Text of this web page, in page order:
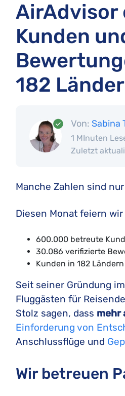
Kunden
182
Von: Sabina
1 MInuten
Zuletzt
Manche Zahlen sind
Diesen Monat feiern
600.000 betreute
30.086 verifizierte
Kunden in 182
Seit seiner Gründung
Fluggästen für
Stolz sagen, dass mehr
Einforderung von
Anschlussflüge und
Wir betreuen